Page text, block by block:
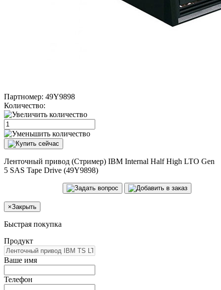
Партномер: 49Y9898
Количество:
Ленточный привод (Стример) IBM Internal Half High LTO Gen
5 SAS Tape Drive (49Y9898)
×Закрыть
Быстрая покупка
Продукт
Ваше имя
Телефон